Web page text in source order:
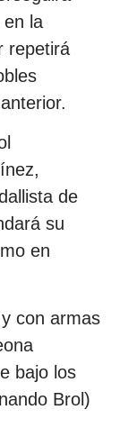
en la
repetirá
de
su
en
con armas
bajo los
Brol)